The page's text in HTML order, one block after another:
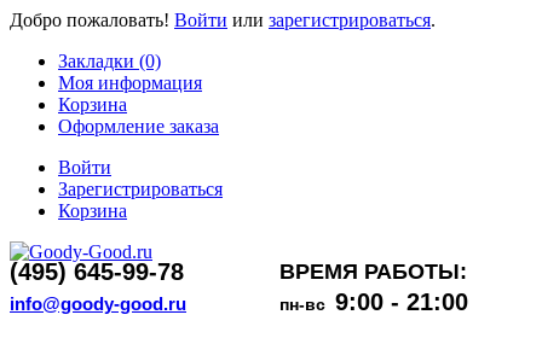
Добро пожаловать! Войти или зарегистрироваться.
Закладки (0)
Моя информация
Корзина
Оформление заказа
Войти
Зарегистрироваться
Корзина
(495) 645-99-78 ВРЕМЯ РАБОТЫ:
info@goody-good.ru пн-вс 9:00 - 21:00